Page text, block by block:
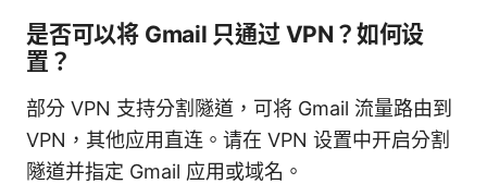
是否可以将 Gmail 只通过 VPN？如何设
置？
部分 VPN 支持分割隧道，可将 Gmail 流量路由到
VPN，其他应用直连。请在 VPN 设置中开启分割
隧道并指定 Gmail 应用或域名。